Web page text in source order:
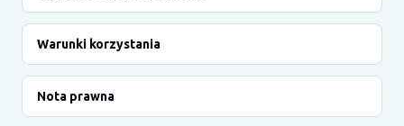
Warunki korzystania
Nota prawna